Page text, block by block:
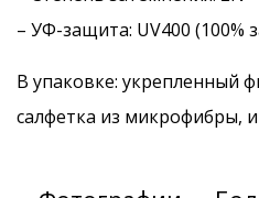
– УФ-защита: UV400 (100%
В упаковке: укрепленный
салфетка из микрофибры,